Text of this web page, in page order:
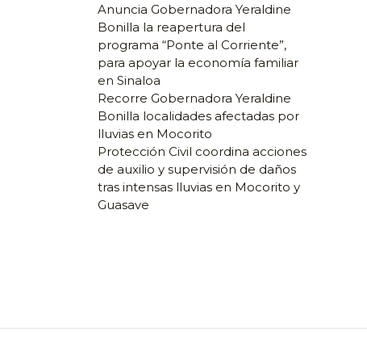
Anuncia Gobernadora Yeraldine
Bonilla la reapertura del
programa “Ponte al Corriente”,
para apoyar la economía familiar
en Sinaloa
Recorre Gobernadora Yeraldine
Bonilla localidades afectadas por
lluvias en Mocorito
Protección Civil coordina acciones
de auxilio y supervisión de daños
tras intensas lluvias en Mocorito y
Guasave